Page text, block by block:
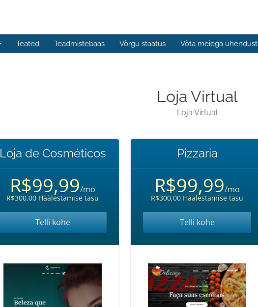
Teated Teadmistebaas Võrgu staatus Võta meiega ühendust
Loja Virtual
Loja Virtual
Loja de Cosméticos
R$99,99/mo
R$300,00 Häälestamise tasu
Telli kohe
Pizzaria
R$99,99/mo
R$300,00 Häälestamise tasu
Telli kohe